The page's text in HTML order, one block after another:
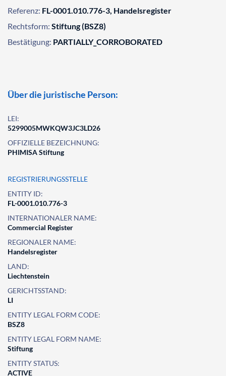
Referenz: FL-0001.010.776-3, Handelsregister
Rechtsform: Stiftung (BSZ8)
Bestätigung: PARTIALLY_CORROBORATED
Über die juristische Person:
LEI:
5299005MWKQW3JC3LD26
OFFIZIELLE BEZEICHNUNG:
PHIMISA Stiftung
REGISTRIERUNGSSTELLE
ENTITY ID:
FL-0001.010.776-3
INTERNATIONALER NAME:
Commercial Register
REGIONALER NAME:
Handelsregister
LAND:
Liechtenstein
GERICHTSSTAND:
LI
ENTITY LEGAL FORM CODE:
BSZ8
ENTITY LEGAL FORM NAME:
Stiftung
ENTITY STATUS:
ACTIVE